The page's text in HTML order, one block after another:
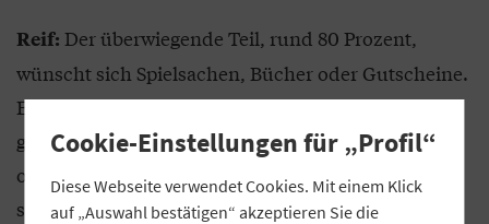
Reif: Der überwiegende Teil, rund 80 Prozent,
wünscht sich Spielsachen, Bücher oder Gutscheine.
Es gibt jedoch auch Kinder, die sich ganz
grundlegende Sachen wünschen: Decken, Kissen
oder Winterschuhe. Da muss man manchmal
schlucken, wenn einem bewusst wird, wo es fehlt.
Cookie-Einstellungen für „Profil“
Diese Webseite verwendet Cookies. Mit einem Klick
auf „Auswahl bestätigen“ akzeptieren Sie die